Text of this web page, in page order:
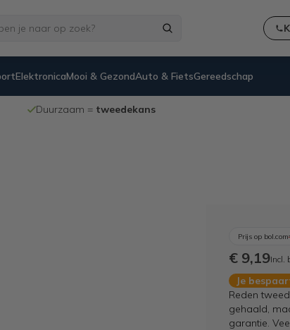
ElektronicaMooi & GezondAuto & FietsGereedschap
100% werkendeen geteste internetretouren
Prijs op bol.com
€ 9,19Incl.
Je
Reden
gehaald,
garantie.